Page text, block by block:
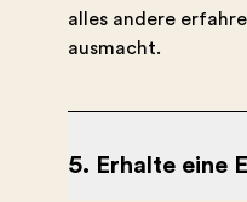
alles andere
ausmacht.
5. Erhalte eine